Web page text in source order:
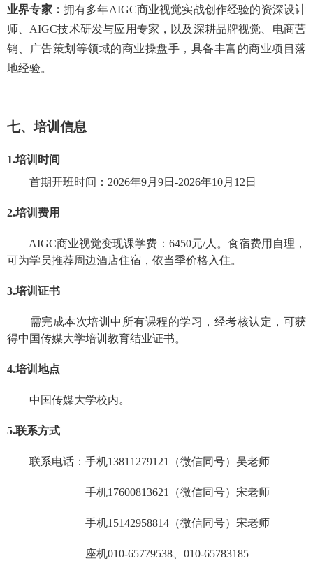
业界专家： 拥有多年AIGC商业视觉实战创作经验的资深设计
师、AIGC技术研发与应用专家，以及深耕品牌视觉、电商营
销、广告策划等领域的商业操盘手，具备丰富的商业项目落
地经验。
七、培训信息
1.培训时间
首期开班时间： 2026年9月9日-2026年10月12日
2.培训费用
AIGC商业视觉变现课学费： 6450元/人。食宿费用自理，
可为学员推荐周边酒店住宿，依当季价格入住。
3.培训证书
需完成本次培训中 所有课程的学习，经考核认定，可获
得中国传媒大学培训教育结业证书。
4.培训地点
中国传媒大学校内。
5.联系方式
联系电话 ： 手机13811279121 （微信同号） 吴老师
手机17600813621（微信同号） 宋老师
手机15142958814（微信同号） 宋老师
座机010-65779538、 010-65783185